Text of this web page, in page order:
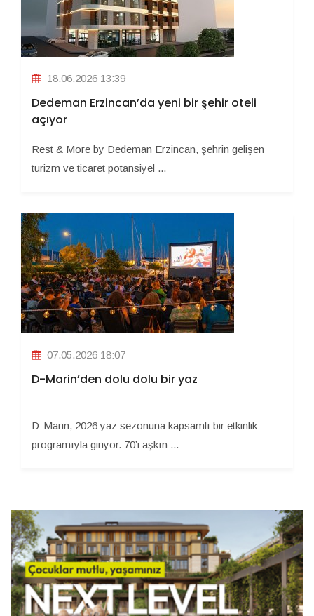
18.06.2026 13:39
Dedeman Erzincan’da yeni bir şehir oteli
açıyor
Rest & More by Dedeman Erzincan, şehrin gelişen
turizm ve ticaret potansiyel ...
07.05.2026 18:07
D-Marin’den dolu dolu bir yaz
D-Marin, 2026 yaz sezonuna kapsamlı bir etkinlik
programıyla giriyor. 70’i aşkın ...